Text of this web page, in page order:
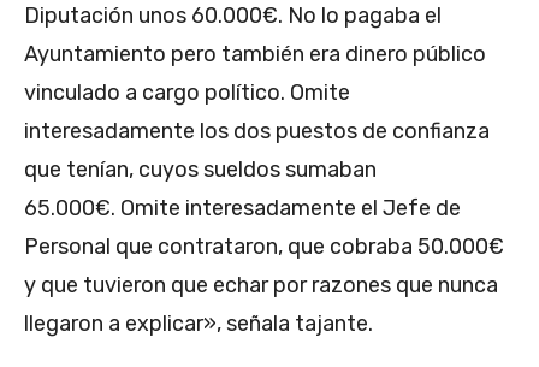
Diputación unos 60.000€. No lo pagaba el
Ayuntamiento pero también era dinero público
vinculado a cargo político. Omite
interesadamente los dos puestos de confianza
que tenían, cuyos sueldos sumaban
65.000€. Omite interesadamente el Jefe de
Personal que contrataron, que cobraba 50.000€
y que tuvieron que echar por razones que nunca
llegaron a explicar», señala tajante.